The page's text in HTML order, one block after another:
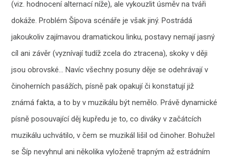
(viz. hodnocení alternací níže), ale vykouzlit úsměv na tváři
dokáže. Problém Šípova scénáře je však jiný. Postrádá
jakoukoliv zajímavou dramatickou linku, postavy nemají jasný
cíl ani závěr (vyznívají tudíž zcela do ztracena), skoky v ději
jsou obrovské… Navíc všechny posuny děje se odehrávají v
činoherních pasážích, písně pak opakují či konstatují již
známá fakta, a to by v muzikálu být nemělo. Právě dynamické
písně posouvající děj kupředu je to, co diváky v začátcích
muzikálu uchvátilo, v čem se muzikál lišil od činoher. Bohužel
se Šíp nevyhnul ani několika vyloženě trapným až estrádním